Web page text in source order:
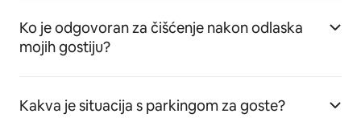
Ko je odgovoran za čišćenje nakon odlaska
mojih gostiju?
Kakva je situacija s parkingom za goste?